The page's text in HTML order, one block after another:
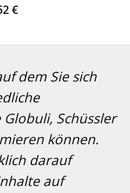
€
dem Sie sich
Schüssler
können.
darauf
auf